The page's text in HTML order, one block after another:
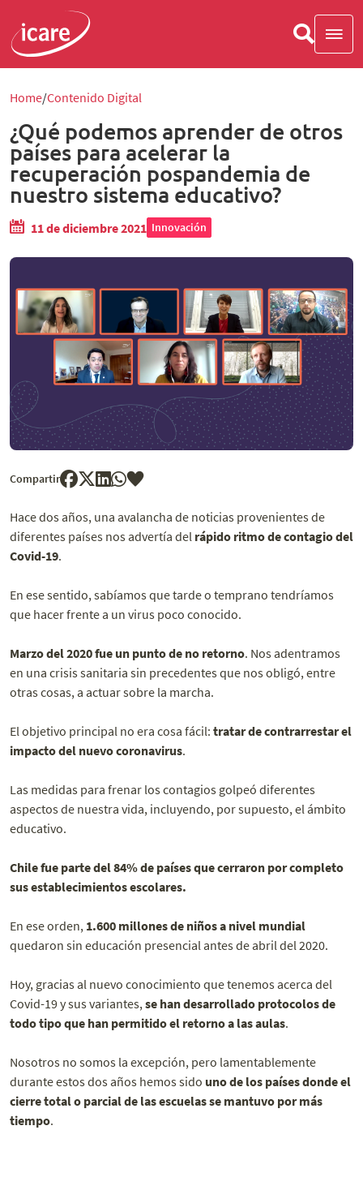
Home Contenido Digital
¿Qué podemos aprender de otros
países para acelerar la
recuperación pospandemia de
nuestro sistema educativo?
11 de diciembre 2021 Innovación
Compartir
Hace dos años, una avalancha de noticias provenientes de
diferentes países nos advertía del rápido ritmo de contagio del
Covid-19.
En ese sentido, sabíamos que tarde o temprano tendríamos
que hacer frente a un virus poco conocido.
Marzo del 2020 fue un punto de no retorno. Nos adentramos
en una crisis sanitaria sin precedentes que nos obligó, entre
otras cosas, a actuar sobre la marcha.
El objetivo principal no era cosa fácil: tratar de contrarrestar el
impacto del nuevo coronavirus.
Las medidas para frenar los contagios golpeó diferentes
aspectos de nuestra vida, incluyendo, por supuesto, el ámbito
educativo.
Chile fue parte del 84% de países que cerraron por completo
sus establecimientos escolares.
En ese orden, 1.600 millones de niños a nivel mundial
quedaron sin educación presencial antes de abril del 2020.
Hoy, gracias al nuevo conocimiento que tenemos acerca del
Covid-19 y sus variantes,se han desarrollado protocolos de
todo tipo que han permitido el retorno a las aulas.
Nosotros no somos la excepción, pero lamentablemente
durante estos dos años hemos sido uno de los países donde el
cierre total o parcial de las escuelas se mantuvo por más
tiempo.